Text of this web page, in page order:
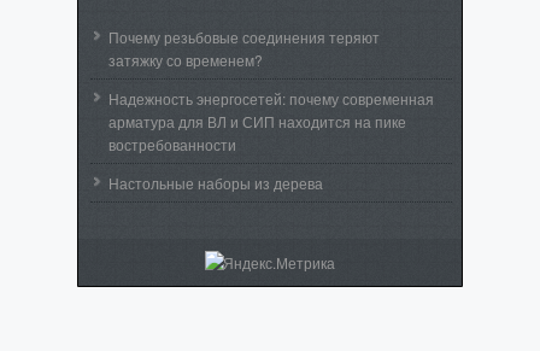
Почему резьбовые соединения теряют
затяжку со временем?
Надежность энергосетей: почему современная
арматура для ВЛ и СИП находится на пике
востребованности
Настольные наборы из дерева